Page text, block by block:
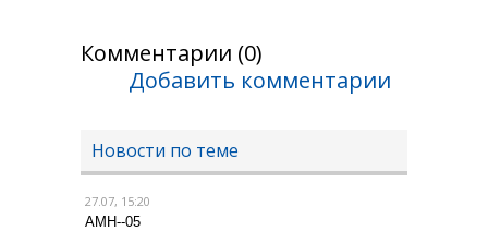
Комментарии (0)
Добавить комментарии
Новости по теме
27.07, 15:20
АМН--05